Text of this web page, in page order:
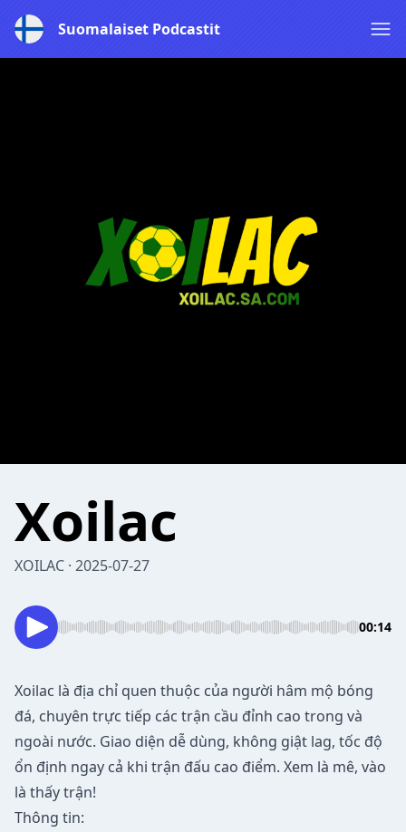
Suomalaiset Podcastit
Xoilac
XOILAC · 2025-07-27
00:14
Xoilac là địa chỉ quen thuộc của người hâm mộ bóng
đá, chuyên trực tiếp các trận cầu đỉnh cao trong và
ngoài nước. Giao diện dễ dùng, không giật lag, tốc độ
ổn định ngay cả khi trận đấu cao điểm. Xem là mê, vào
là thấy trận!
Thông tin: